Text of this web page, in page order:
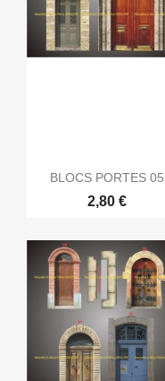
BLOCS PORTES 05
2,80 €